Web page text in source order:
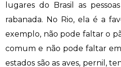
lugares do Brasil as
rabanada. No Rio, ela é a
exemplo, não pode faltar o
comum e não pode faltar
estados são as aves, pernil,